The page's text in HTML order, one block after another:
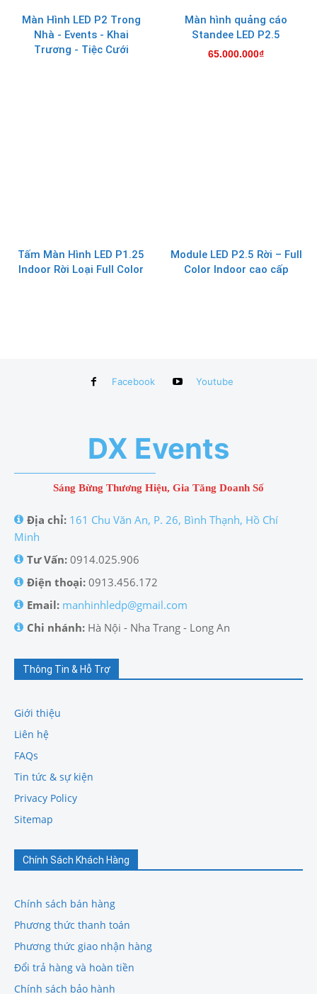
Màn Hình LED P2 Trong
Nhà - Events - Khai
Trương - Tiệc Cưới
Màn hình quảng cáo
Standee LED P2.5
65.000.000₫
Tấm Màn Hình LED P1.25
Indoor Rời Loại Full Color
Module LED P2.5 Rời – Full
Color Indoor cao cấp
Facebook Youtube
DX Events
Sáng Bừng Thương Hiệu, Gia Tăng Doanh Số
Địa chỉ: 161 Chu Văn An, P. 26, Bình Thạnh, Hồ Chí
Minh
Tư Vấn: 0914.025.906
Điện thoại: 0913.456.172
Email: manhinhledp@gmail.com
Chi nhánh: Hà Nội - Nha Trang - Long An
Thông Tin & Hỗ Trợ
Giới thiệu
Liên hệ
FAQs
Tin tức & sự kiện
Privacy Policy
Sitemap
Chính Sách Khách Hàng
Chính sách bán hàng
Phương thức thanh toán
Phương thức giao nhận hàng
Đổi trả hàng và hoàn tiền
Chính sách bảo hành